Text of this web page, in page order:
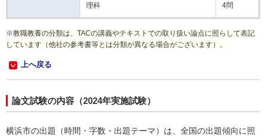
理科 4問
※教職教養の分類は、TACの講義やテキストでの取り扱い論点に照らして表記
しています（他社の参考書等とは分類が異なる場合がございます）。
上へ戻る
論文試験の内容（2024年実施試験）
横浜市の出題（時間・字数・出題テーマ）は、全国の出題傾向に照